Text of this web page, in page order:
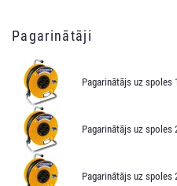
Pagarinātāji
Pagarinātājs uz spoles
Pagarinātājs uz spoles
Pagarinātājs uz spoles